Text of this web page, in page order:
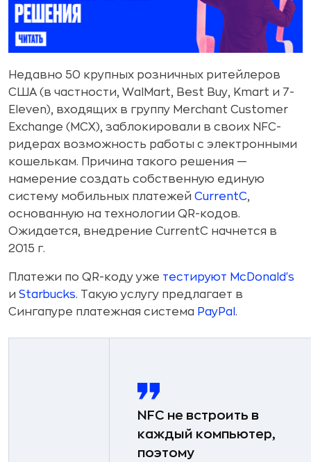
Недавно 50 крупных розничных ритейлеров
США (в частности, WalMart, Best Buy, Kmart и 7-
Eleven), входящих в группу Merchant Customer
Exchange (MCX), заблокировали в своих NFC-
ридерах возможность работы c электронными
кошелькам. Причина такого решения —
намерение создать собственную единую
систему мобильных платежей CurrentC,
основанную на технологии QR-кодов.
Ожидается, внедрение CurrentC начнется в
2015 г.
Платежи по QR-коду уже тестируют McDonald's
и Starbucks. Такую услугу предлагает в
Сингапуре платежная система PayPal .
NFC не встроить в
каждый компьютер,
поэтому